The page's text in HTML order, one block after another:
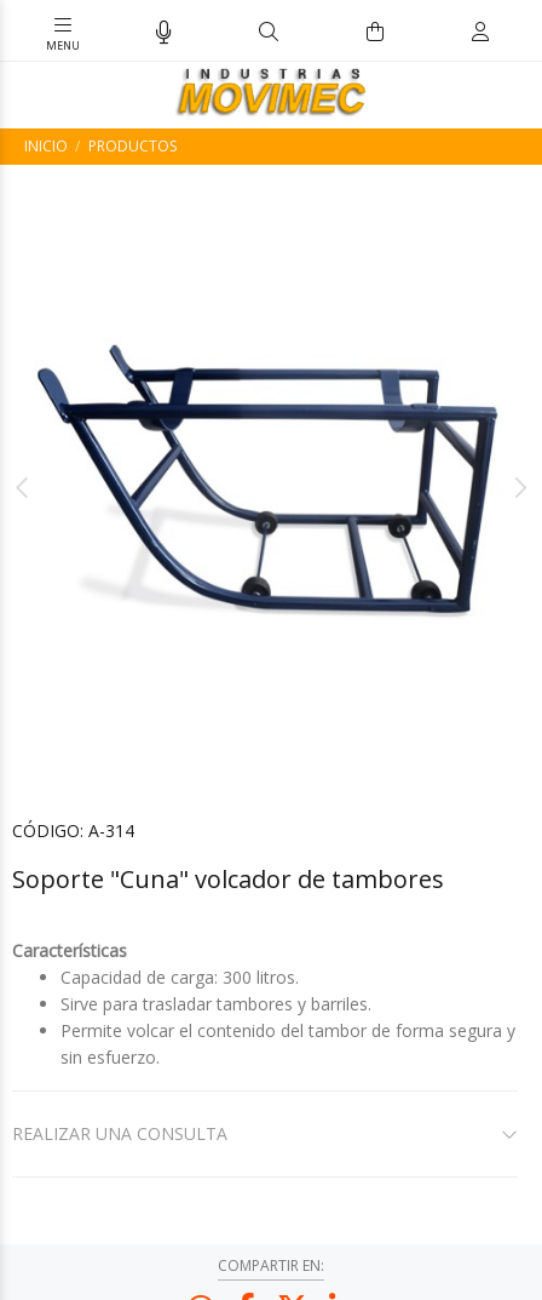
INICIO PRODUCTOS
CÓDIGO: A-314
Soporte "Cuna" volcador de tambores
Características
Capacidad de carga: 300 litros.
Sirve para trasladar tambores y barriles.
Permite volcar el contenido del tambor de forma segura y
sin esfuerzo.
REALIZAR UNA CONSULTA
COMPARTIR EN: